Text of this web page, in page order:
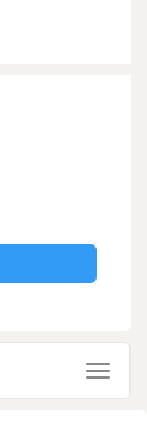
Toggle